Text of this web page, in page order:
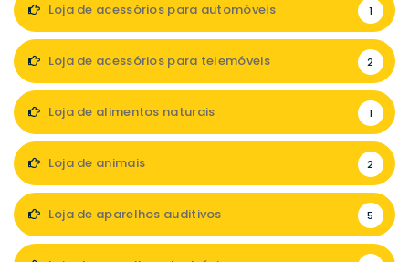
Loja de acessórios para automóveis 1
Loja de acessórios para telemóveis 2
Loja de alimentos naturais 1
Loja de animais 2
Loja de aparelhos auditivos 5